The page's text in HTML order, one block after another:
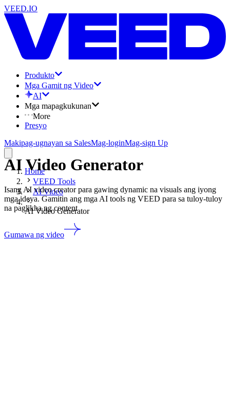
VEED.IO
Produkto
Mga Gamit ng Video
AI
Mga mapagkukunan
More
Presyo
Makipag-ugnayan sa SalesMag-loginMag-sign Up
Home
VEED Tools
AI Video
AI Video Generator
AI Video Generator
Isang AI video creator para gawing dynamic na visuals ang iyong
mga ideya. Gamitin ang mga AI tools ng VEED para sa tuloy-tuloy
na paglikha ng content
Gumawa ng video